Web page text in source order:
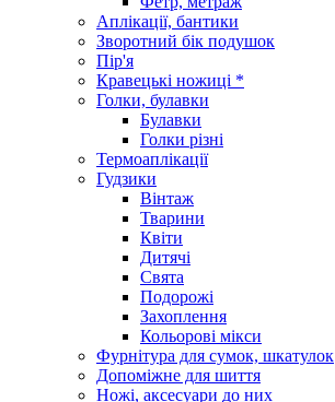
Аплікації, бантики
Зворотний бік подушок
Пір'я
Кравецькі ножиці *
Голки, булавки
Булавки
Голки різні
Термоаплікації
Гудзики
Вінтаж
Тварини
Квіти
Дитячі
Свята
Подорожі
Захоплення
Кольорові мікси
Фурнітура для сумок, шкатулок
Допоміжне для шиття
Ножі, аксесуари до них